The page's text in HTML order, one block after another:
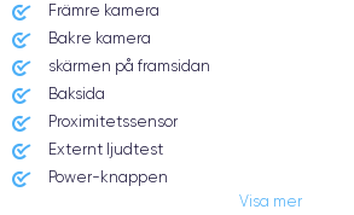
Date de sortie
14/09/2021
Dimensions
OLED 6.7 pouces
Främre kamera
Bakre kamera
skärmen på framsidan
Baksida
Proximitetssensor
Externt ljudtest
Power-knappen
Visa mer